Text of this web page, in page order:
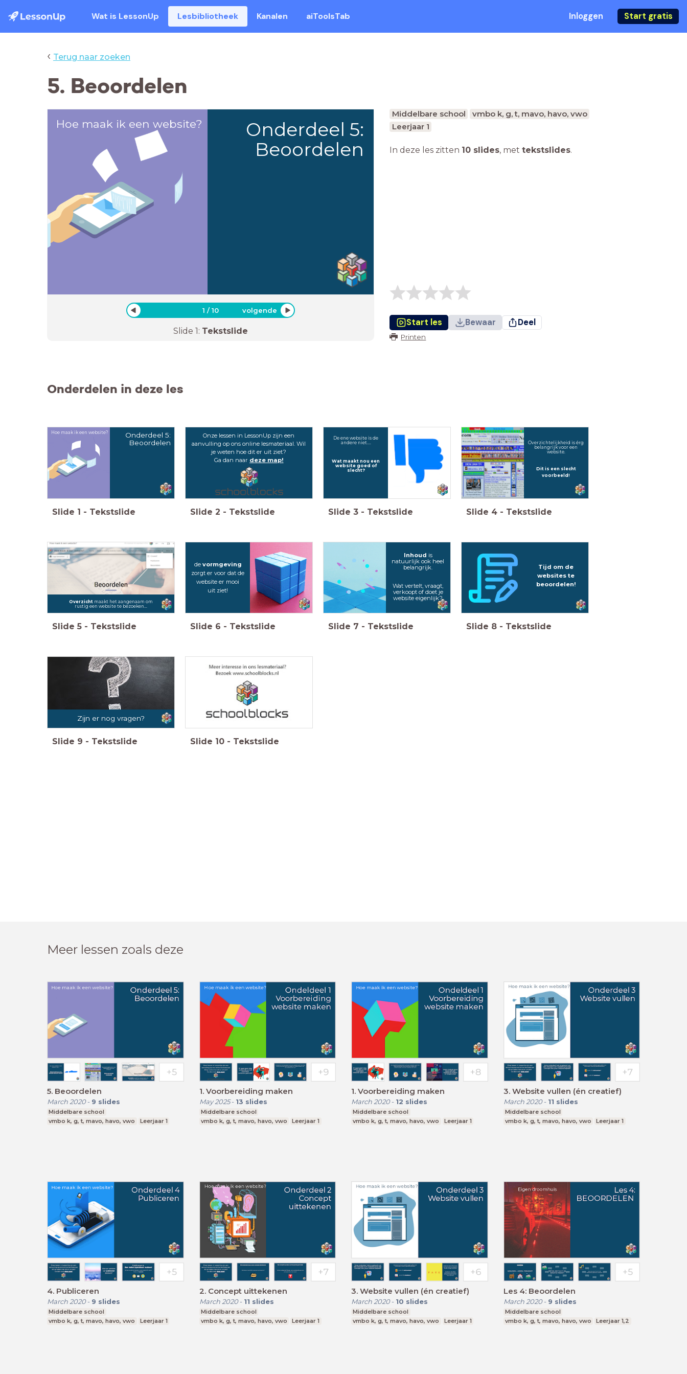
Wat is LessonUp Lesbibliotheek Kanalen aiToolsTab Inloggen Start gratis
‹ Terug naar zoeken
5. Beoordelen
Onderdeel 5:
Beoordelen
Hoe maak ik een website?
1 /10 volgende
Slide 1: Tekstslide
Middelbare school
vmbo k, g, t, mavo, havo, vwo
Leerjaar 1
In deze les zitten 10 slides, met tekstslides.
Start les Bewaar Deel
Printen
Onderdelen in deze les
Onderdeel 5:
Beoordelen
Hoe maak ik een website?
Slide 1 - Tekstslide
Onze lessen in LessonUp zijn een
aanvulling op ons online lesmateriaal. Wil
je weten hoe dit er uit ziet?
Ga dan naar deze map!
Slide 2 - Tekstslide
De ene website is de
andere niet....
Wat maakt nou een
website goed of
slecht?
Slide 3 - Tekstslide
Overzichtelijkheid is érg
belangrijk voor een
website.
Dit is een slecht
voorbeeld!
Slide 4 - Tekstslide
Overzicht maakt het aangenaam om
rustig een website te bezoeken...
Slide 5 - Tekstslide
de vormgeving
zorgt er voor dat de
website er mooi
uit ziet!
Slide 6 - Tekstslide
Inhoud is
natuurlijk ook heel
belangrijk.
Wat vertelt, vraagt,
verkoopt of doet je
website eigenlijk?
Slide 7 - Tekstslide
Tijd om de
websites te
beoordelen!
Slide 8 - Tekstslide
Zijn er nog vragen?
Slide 9 - Tekstslide Slide 10 - Tekstslide
Meer lessen zoals deze
5. Beoordelen
March 2020- 9 slides
Middelbare school
vmbo k, g, t, mavo, havo, vwo
Leerjaar 1
1. Voorbereiding maken
May 2025- 13 slides
Middelbare school
vmbo k, g, t, mavo, havo, vwo
Leerjaar 1
1. Voorbereiding maken
March 2020- 12 slides
Middelbare school
vmbo k, g, t, mavo, havo, vwo
Leerjaar 1
3. Website vullen (én creatief)
March 2020- 11 slides
Middelbare school
vmbo k, g, t, mavo, havo, vwo
Leerjaar 1
4. Publiceren
March 2020- 9 slides
Middelbare school
vmbo k, g, t, mavo, havo, vwo
Leerjaar 1
2. Concept uittekenen
March 2020- 11 slides
Middelbare school
vmbo k, g, t, mavo, havo, vwo
Leerjaar 1
3. Website vullen (én creatief)
March 2020- 10 slides
Middelbare school
vmbo k, g, t, mavo, havo, vwo
Leerjaar 1
Les 4: Beoordelen
March 2020- 9 slides
Middelbare school
vmbo k, g, t, mavo, havo, vwo
Leerjaar 1,2